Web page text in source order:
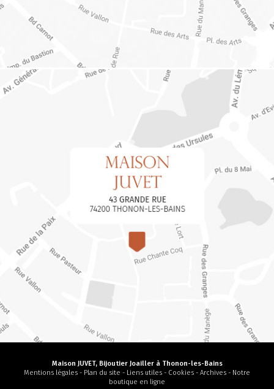
Maison JUVET, Bijoutier Joailler à Thonon-les-Bains
Mentions légales - Plan du site - Liens utiles - Cookies - Archives - Notre
boutique en ligne